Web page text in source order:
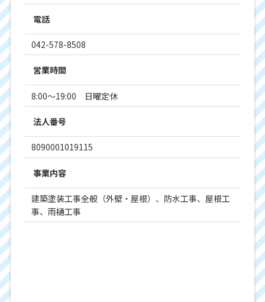
電話
042-578-8508
営業時間
8:00～19:00 日曜定休
法人番号
8090001019115
事業内容
建築塗装工事全般（外壁・屋根）、防水工事、屋根工
事、雨樋工事